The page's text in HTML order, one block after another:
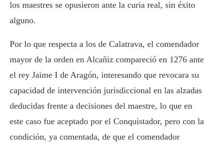
los maestres se opusieron ante la curia real, sin éxito
alguno.
Por lo que respecta a los de Calatrava, el comendador
mayor de la orden en Alcañiz compareció en 1276 ante
el rey Jaime I de Aragón, interesando que revocara su
capacidad de intervención jurisdiccional en las alzadas
deducidas frente a decisiones del maestre, lo que en
este caso fue aceptado por el Conquistador, pero con la
condición, ya comentada, de que el comendador